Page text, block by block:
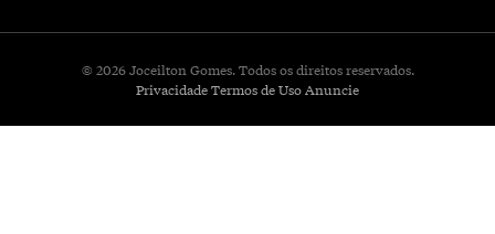
© 2026 Joceilton Gomes. Todos os direitos reservados.
PrivacidadeTermos de UsoAnuncie